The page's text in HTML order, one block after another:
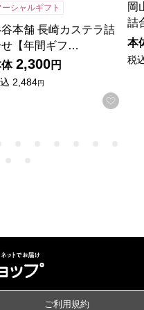
入りに登録する
ーシャルギフト
本舗 長崎カステラ詰
【年間ギフ…
2,300円
2,484円
お気
岡
詰
本
税
ご利用規約